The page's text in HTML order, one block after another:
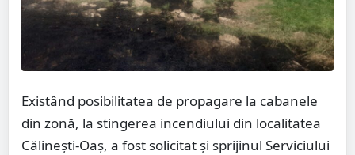
Existând posibilitatea de propagare la cabanele
din zonă, la stingerea incendiului din localitatea
Călinești-Oaș, a fost solicitat și sprijinul Serviciului